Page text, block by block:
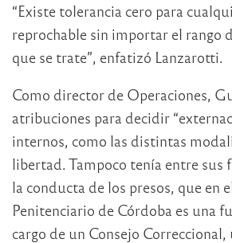
“Existe tolerancia cero para
reprochable sin importar el rango
que se trate”, enfatizó Lanzarotti.
Como director de Operaciones,
atribuciones para decidir
internos, como las distintas
libertad. Tampoco tenía entre sus
la conducta de los presos, que en
Penitenciario de Córdoba es una
cargo de un Consejo